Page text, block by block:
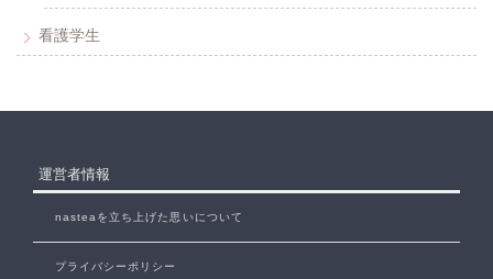
看護学生
運営者情報
nasteaを立ち上げた思いについて
プライバシーポリシー